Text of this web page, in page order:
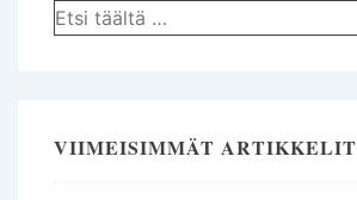
Hae:
VIIMEISIMMÄT ARTIKKELIT